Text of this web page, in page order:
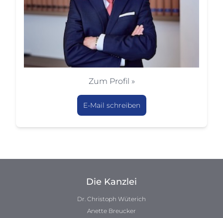
Zum Profil »
E-Mail schreiben
Die Kanzlei
Dr. Christoph Wüterich
Anette Breucker